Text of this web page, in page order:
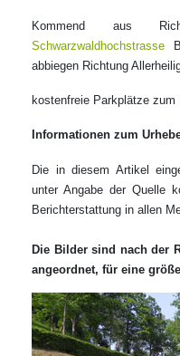
Kommend aus
Schwarzwaldhochstrasse
abbiegen Richtung
kostenfreie Parkplätze
Informationen zum
Die in diesem Artikel
unter Angabe der Quelle
Berichterstattung in allen
Die Bilder sind nach der
angeordnet, für eine